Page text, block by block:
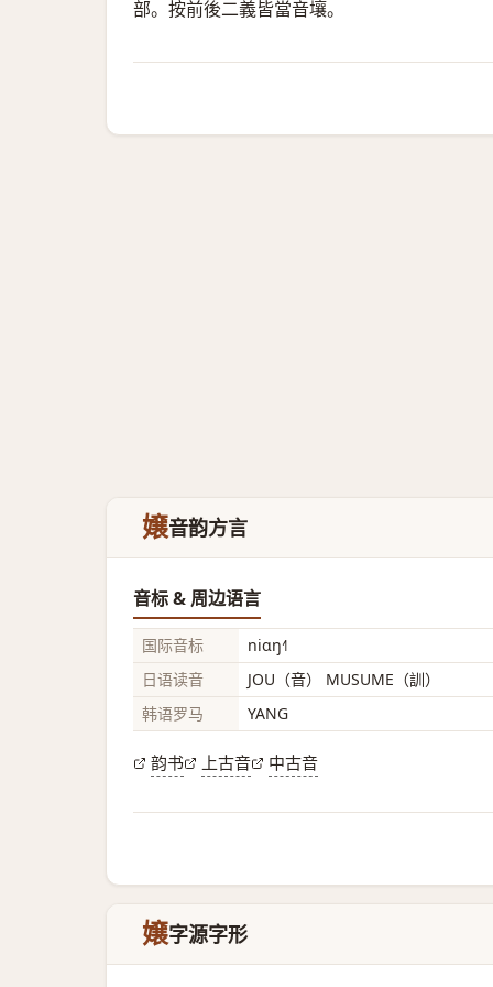
部。按前後二義皆當音壤。
嬢音韵方言
音标 & 周边语言
国际音标
niɑŋ˧˥
日语读音
JOU（音） MUSUME（訓）
韩语罗马
YANG
韵书 上古音 中古音
嬢字源字形